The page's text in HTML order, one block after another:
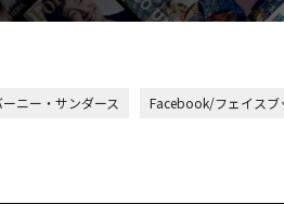
ーニー・サンダース
Facebook/フェイスブ